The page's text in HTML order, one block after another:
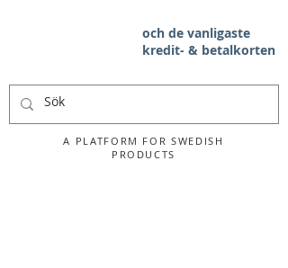
A PLATFORM FOR SWEDISH
PRODUCTS
och de vanligaste
kredit- & betalkorten